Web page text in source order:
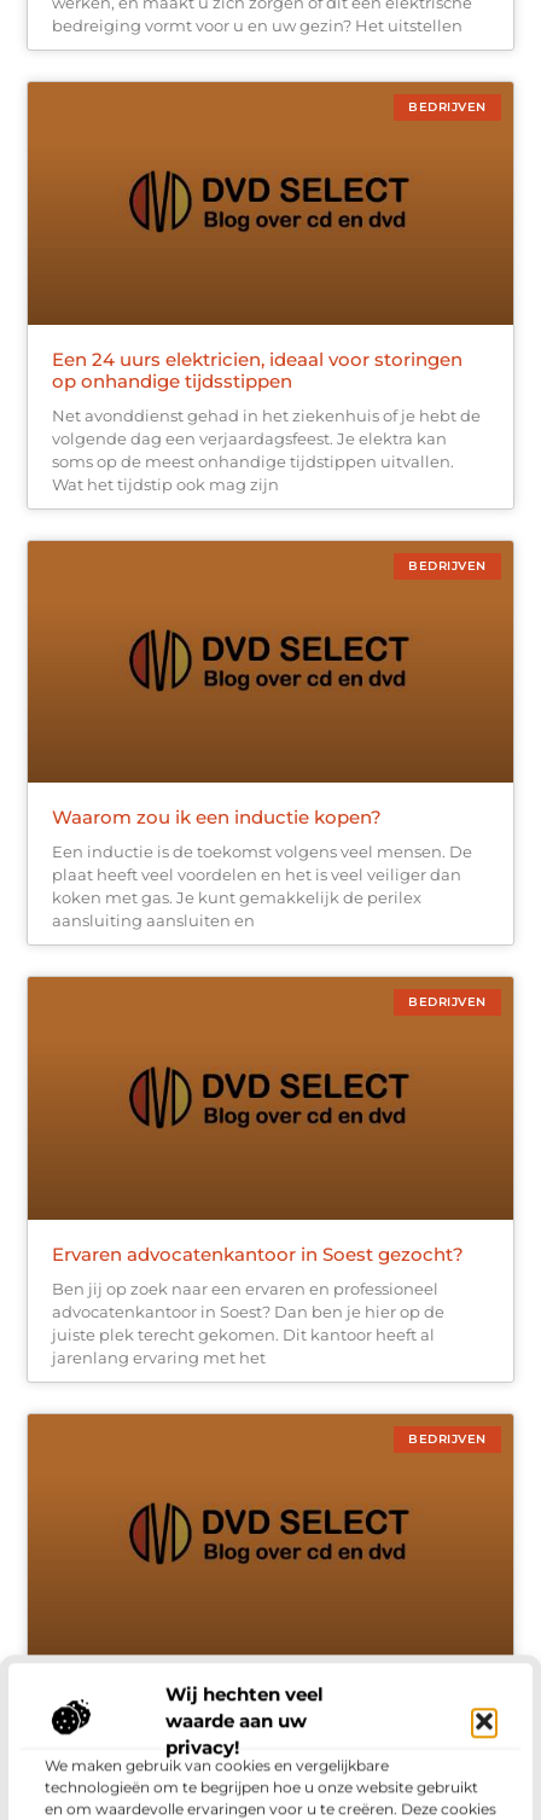
Wij hechten veel
waarde aan uw
privacy!
We maken gebruik van cookies en vergelijkbare
technologieën om te begrijpen hoe u onze website gebruikt
en om waardevolle ervaringen voor u te creëren. Deze cookies
bedreiging vormt voor u en uw gezin? Het uitstellen
BEDRIJVEN
Een 24 uurs elektricien, ideaal voor storingen
op onhandige tijdsstippen
Net avonddienst gehad in het ziekenhuis of je hebt de
volgende dag een verjaardagsfeest. Je elektra kan
soms op de meest onhandige tijdstippen uitvallen.
Wat het tijdstip ook mag zijn
BEDRIJVEN
Waarom zou ik een inductie kopen?
Een inductie is de toekomst volgens veel mensen. De
plaat heeft veel voordelen en het is veel veiliger dan
koken met gas. Je kunt gemakkelijk de perilex
aansluiting aansluiten en
BEDRIJVEN
Ervaren advocatenkantoor in Soest gezocht?
Ben jij op zoek naar een ervaren en professioneel
advocatenkantoor in Soest? Dan ben je hier op de
juiste plek terecht gekomen. Dit kantoor heeft al
jarenlang ervaring met het
BEDRIJVEN
Veiligheid in uw bedrijf en digitale omgeving
door een Pentest
Denkt u erover een pentest te laten uitvoeren in uw
bedrijf? Dan maakt u de juiste keuze om dat bij ons te
laten doen. Het uit laten voeren van een